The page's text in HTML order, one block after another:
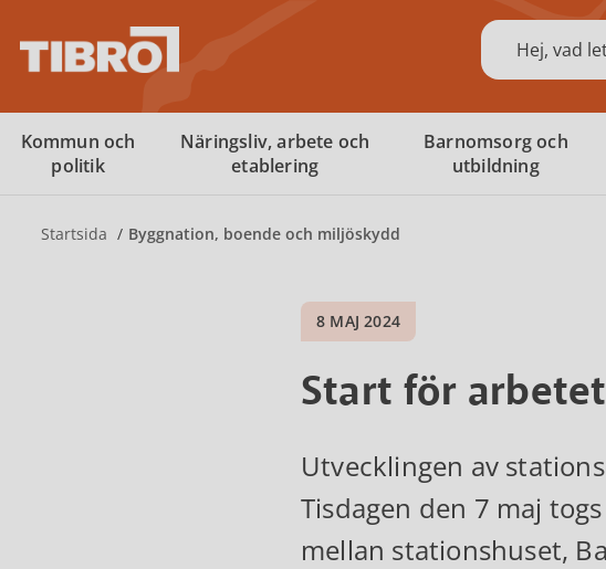
Sök
Kommun och
politik
Näringsliv, arbete och
etablering
Barnomsorg och
utbildning
Startsida Byggnation, boende och miljöskydd
8 MAJ 2024
Start för
Utvecklingen av
Tisdagen den 7 maj
mellan stationshuset,